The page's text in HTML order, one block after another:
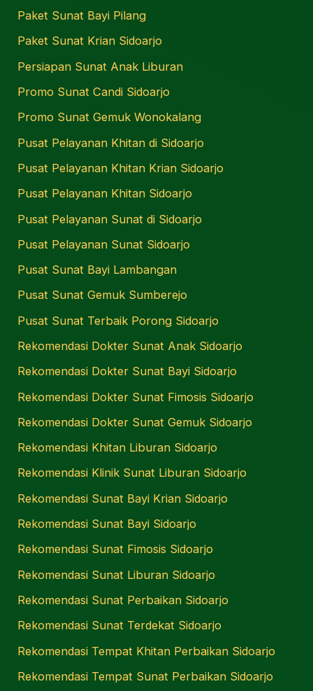
Paket Sunat Bayi Pilang
Paket Sunat Krian Sidoarjo
Persiapan Sunat Anak Liburan
Promo Sunat Candi Sidoarjo
Promo Sunat Gemuk Wonokalang
Pusat Pelayanan Khitan di Sidoarjo
Pusat Pelayanan Khitan Krian Sidoarjo
Pusat Pelayanan Khitan Sidoarjo
Pusat Pelayanan Sunat di Sidoarjo
Pusat Pelayanan Sunat Sidoarjo
Pusat Sunat Bayi Lambangan
Pusat Sunat Gemuk Sumberejo
Pusat Sunat Terbaik Porong Sidoarjo
Rekomendasi Dokter Sunat Anak Sidoarjo
Rekomendasi Dokter Sunat Bayi Sidoarjo
Rekomendasi Dokter Sunat Fimosis Sidoarjo
Rekomendasi Dokter Sunat Gemuk Sidoarjo
Rekomendasi Khitan Liburan Sidoarjo
Rekomendasi Klinik Sunat Liburan Sidoarjo
Rekomendasi Sunat Bayi Krian Sidoarjo
Rekomendasi Sunat Bayi Sidoarjo
Rekomendasi Sunat Fimosis Sidoarjo
Rekomendasi Sunat Liburan Sidoarjo
Rekomendasi Sunat Perbaikan Sidoarjo
Rekomendasi Sunat Terdekat Sidoarjo
Rekomendasi Tempat Khitan Perbaikan Sidoarjo
Rekomendasi Tempat Sunat Perbaikan Sidoarjo